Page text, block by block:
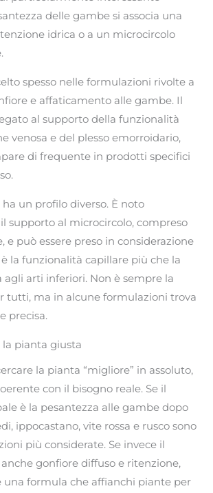
delle gambe si associa una
idrica o a un microcircolo
spesso nelle formulazioni rivolte a
e affaticamento alle gambe. Il
al supporto della funzionalità
venosa e del plesso emorroidario,
di frequente in prodotti specifici
un profilo diverso. È noto
supporto al microcircolo, compreso
e può essere preso in considerazione
la funzionalità capillare più che la
agli arti inferiori. Non è sempre la
tutti, ma in alcune formulazioni trova
precisa.
la pianta giusta
la pianta “migliore” in assoluto,
con il bisogno reale. Se il
è la pesantezza alle gambe dopo
ippocastano, vite rossa e rusco sono
più considerate. Se invece il
gonfiore diffuso e ritenzione,
una formula che affianchi piante per